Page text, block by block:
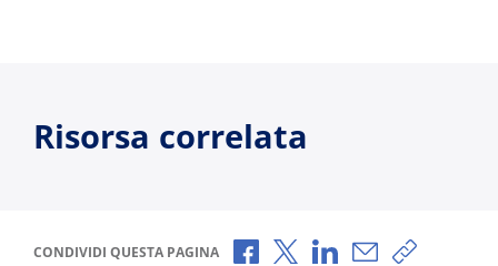
Risorsa correlata
CONDIVIDI QUESTA PAGINA Condividi via Facebook
Condividi via X
Condividi via
Condividi via
Copia link